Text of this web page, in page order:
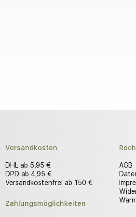
Versandkosten
DHL ab 5,95 €
DPD ab 4,95 €
Versandkostenfrei ab 150 €
Zahlungsmöglichkeiten
AGB